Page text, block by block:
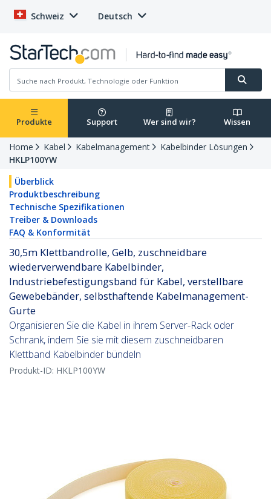
Schweiz Deutsch
Produkte Support Wer sind wir? Wissen
Home Kabel Kabelmanagement
Kabelbinder Lösungen
HKLP100YW
Überblick
Produktbeschreibung
Technische Spezifikationen
Treiber & Downloads
FAQ & Konformität
30,5m Klettbandrolle, Gelb, zuschneidbare
wiederverwendbare Kabelbinder,
Industriebefestigungsband für Kabel, verstellbare
Gewebebänder, selbsthaftende Kabelmanagement-
Gurte
Organisieren Sie die Kabel in ihrem Server-Rack oder
Schrank, indem Sie sie mit diesem zuschneidbaren
Klettband Kabelbinder bündeln
Produkt-ID: HKLP100YW